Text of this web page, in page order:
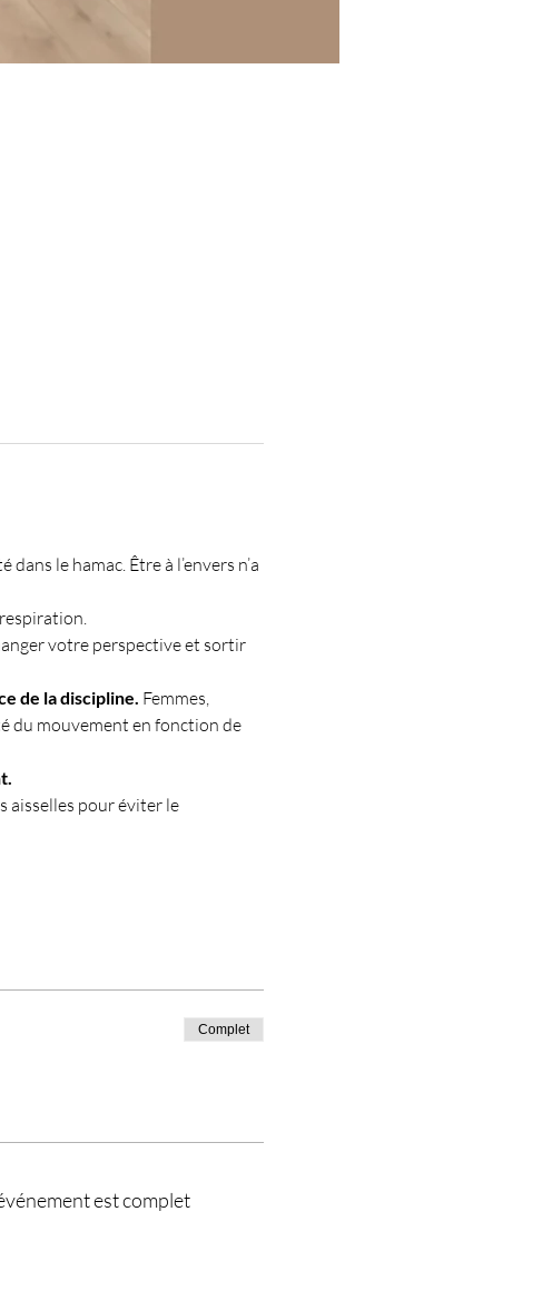
le hamac. Être à l’envers n’a
votre perspective et sortir
de la discipline. Femmes,
du mouvement en fonction de
aisselles pour éviter le
Complet
est complet